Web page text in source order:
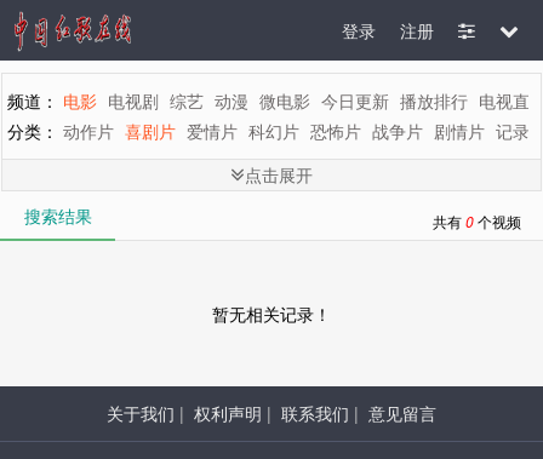
注册
登录
频道： 电影 电视剧 综艺 动漫 微电影 今日更新 播放排行 电视直
分类： 动作片 喜剧片 爱情片 科幻片 恐怖片 战争片 剧情片 记录
剧情： 全部 惊悚 悬疑 魔幻 罪案 灾难 动画 古装 青春 歌舞 文
地区： 全部 内地 香港 台湾 韩国 泰国 日本 美国 英国 新加坡
年代： 全部 2009 2008 2007
点击展开
搜索结果
共有0个视频
暂无相关记录！
关于我们 | 权利声明 | 联系我们 | 意见留言